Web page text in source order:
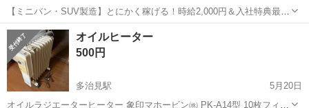
【ミニバン・SUV製造】とにかく稼げる！時給2,000円＆入社特典最大
20万円支給！／寮費無料＆生活備品付き／土日休み／未経験OK＆研修
あり◎ ミニバン・SUV製造 トヨタ車体各工場でのミニバン・SUV新
車製造に関わる諸作...
愛知 刈谷市 知立駅 その他
オイルヒーター
500円
多治見駅
5月20日
オイルラジエーターヒーター 象印マホービン㈱ PK-A14型 10枚フィン